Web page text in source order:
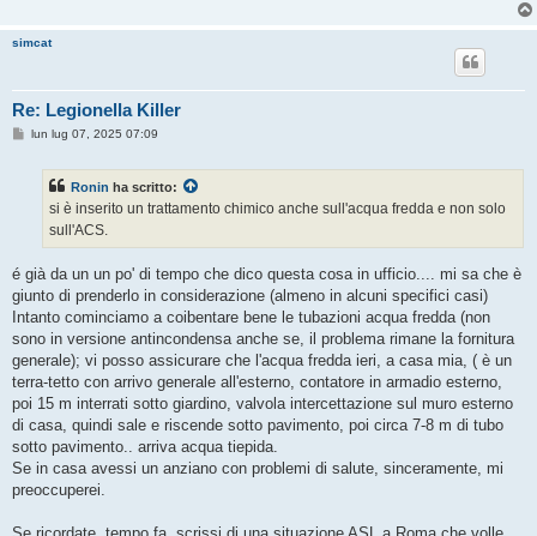
simcat
Re: Legionella Killer
Mlun lug 07, 2025 07:09
Ronin ha scritto:
si è inserito un trattamento chimico anche sull'acqua fredda e non solo
sull'ACS.
é già da un un po' di tempo che dico questa cosa in ufficio.... mi sa che è
giunto di prenderlo in considerazione (almeno in alcuni specifici casi)
Intanto cominciamo a coibentare bene le tubazioni acqua fredda (non
sono in versione antincondensa anche se, il problema rimane la fornitura
generale); vi posso assicurare che l'acqua fredda ieri, a casa mia, ( è un
terra-tetto con arrivo generale all'esterno, contatore in armadio esterno,
poi 15 m interrati sotto giardino, valvola intercettazione sul muro esterno
di casa, quindi sale e riscende sotto pavimento, poi circa 7-8 m di tubo
sotto pavimento.. arriva acqua tiepida.
Se in casa avessi un anziano con problemi di salute, sinceramente, mi
preoccuperei.